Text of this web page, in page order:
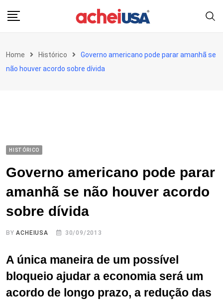
Home Histórico
Governo americano pode parar amanhã se
não houver acordo sobre dívida
HISTÓRICO
Governo americano pode parar
amanhã se não houver acordo
sobre dívida
BYACHEIUSA 30/09/2013
A única maneira de um possível
bloqueio ajudar a economia será um
acordo de longo prazo, a redução das